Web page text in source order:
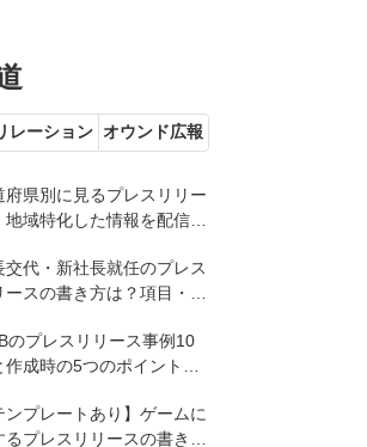
レーション オウンド広報
府県別に見るプレスリリー
地域特化した情報を配信す
交代・新社長就任のプレス
ースの書き方は？項目・ポ
のプレスリリース事例10
作成時の5つのポイントを
ンプレートあり】ゲームに
るプレスリリースの書き方